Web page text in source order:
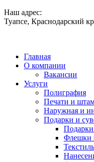
Наш адрес:
Туапсе, Краснодарский
Главная
О компании
Вакансии
Услуги
Полиграфия
Печати и
Наружная и
Подарки и
Флешки